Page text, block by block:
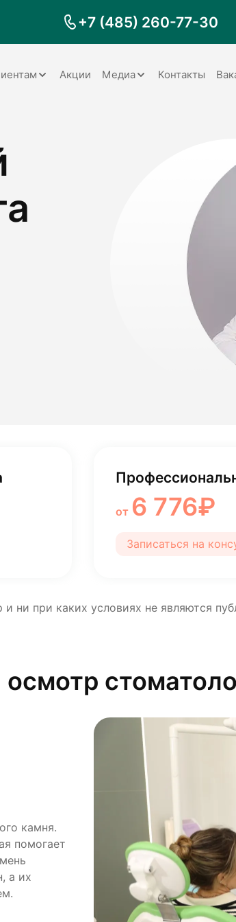
+7 (485) 260-77-30
справки на налоговый
Акции Медиа Контакты
от 6 776₽
Записаться на
ни при каких условиях не являются
камня.
помогает
а их
эмали
и
технике
или